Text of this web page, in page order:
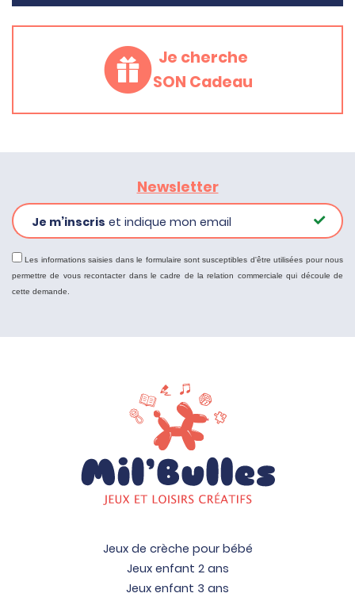
Je cherche
SON Cadeau
Newsletter
Je m’inscris et indique mon email
Les informations saisies dans le formulaire sont susceptibles d'être utilisées pour nous
permettre de vous recontacter dans le cadre de la relation commerciale qui découle de
cette demande.
Jeux de crèche pour bébé
Jeux enfant 2 ans
Jeux enfant 3 ans